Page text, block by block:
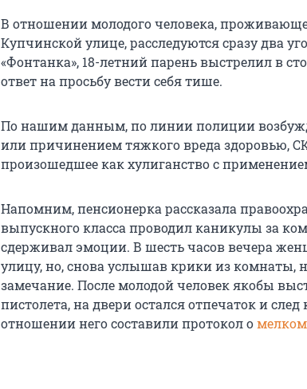
В отношении молодого человека,
Купчинской улице, расследуются сразу два
«Фонтанка», 18-летний парень выстрелил в
ответ на просьбу вести себя тише.
По нашим данным, по линии полиции
или причинением тяжкого вреда здоровью,
произошедшее как хулиганство с
Напомним, пенсионерка рассказала
выпускного класса проводил каникулы за
сдерживал эмоции. В шесть часов вечера
улицу, но, снова услышав крики из комнаты,
замечание. После молодой человек якобы
пистолета, на двери остался отпечаток и
отношении него составили протокол омелком